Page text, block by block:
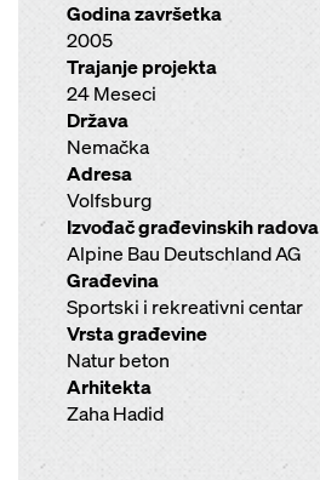
Godina završetka
2005
Trajanje projekta
24 Meseci
Država
Nemačka
Adresa
Volfsburg
Izvođač građevinskih radova
Alpine Bau Deutschland AG
Građevina
Sportski i rekreativni centar
Vrsta građevine
Natur beton
Arhitekta
Zaha Hadid